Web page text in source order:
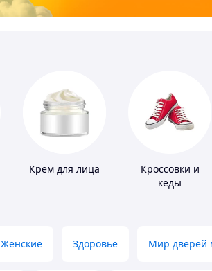
Крем для лица
Кроссовки и
кеды
Женские Здоровье Мир дверей